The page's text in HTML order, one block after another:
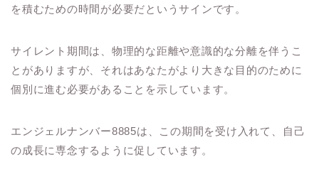
を積むための時間が必要だというサインです。
サイレント期間は、物理的な距離や意識的な分離を伴うこ
とがありますが、それはあなたがより大きな目的のために
個別に進む必要があることを示しています。
エンジェルナンバー8885は、この期間を受け入れて、自己
の成長に専念するように促しています。